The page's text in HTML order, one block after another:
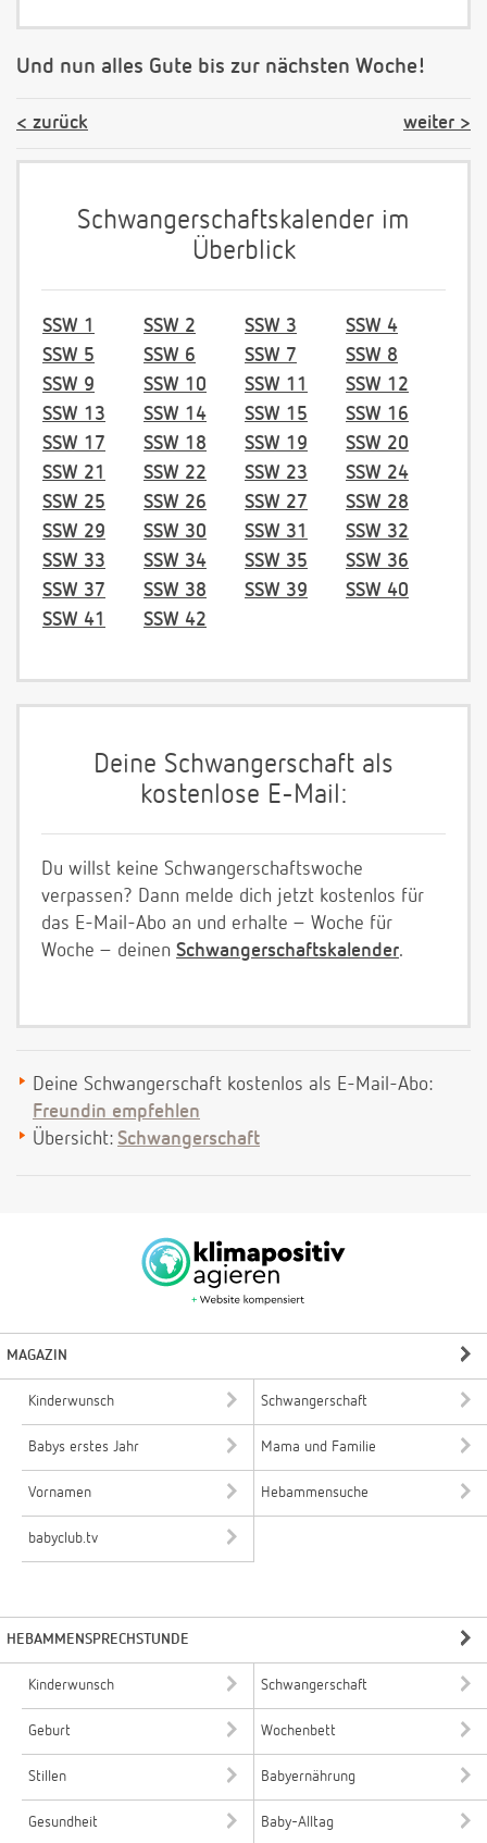
Und nun alles Gute bis zur nächsten Woche!
zurück weiter
Schwangerschaftskalender im
Überblick
SSW 1 SSW 2 SSW 3
SSW 4
SSW 5
SSW 6 SSW 7
SSW 8
SSW 9
SSW 10 SSW 11
SSW 12
SSW 13
SSW 14 SSW 15
SSW 16
SSW 17
SSW 18 SSW 19
SSW 20
SSW 21
SSW 22 SSW 23
SSW 24
SSW 25
SSW 26 SSW 27
SSW 28
SSW 29
SSW 30 SSW 31
SSW 32
SSW 33
SSW 34 SSW 35
SSW 36
SSW 37
SSW 38 SSW 39
SSW 40
SSW 41
SSW 42
Deine Schwangerschaft als
kostenlose E-Mail:
Du willst keine Schwangerschaftswoche
verpassen? Dann melde dich jetzt kostenlos für
das E-Mail-Abo an und erhalte – Woche für
Woche – deinen Schwangerschaftskalender.
Deine Schwangerschaft kostenlos als E-Mail-Abo:
Freundin empfehlen
Übersicht: Schwangerschaft
MAGAZIN
Kinderwunsch Schwangerschaft
Babys erstes Jahr Mama und Familie
Vornamen Hebammensuche
babyclub.tv
HEBAMMENSPRECHSTUNDE
Kinderwunsch Schwangerschaft
Geburt Wochenbett
Stillen Babyernährung
Gesundheit Baby-Alltag